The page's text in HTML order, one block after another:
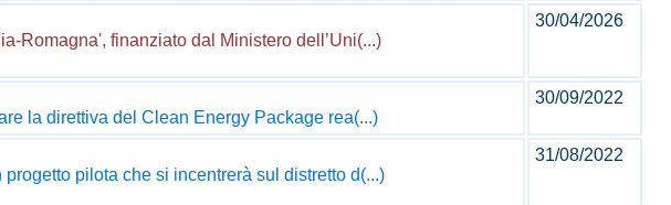
Romagna', finanziato dal Ministero dell’Uni(...)
30/04/2026
la direttiva del Clean Energy Package rea(...)
30/09/2022
pilota che si incentrerà sul distretto d(...)
31/08/2022